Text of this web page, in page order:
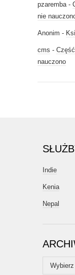
pzaremba-
nie
Anonim -
cms -
nauczono
Indie
Kenia
Nepal
Archiwum